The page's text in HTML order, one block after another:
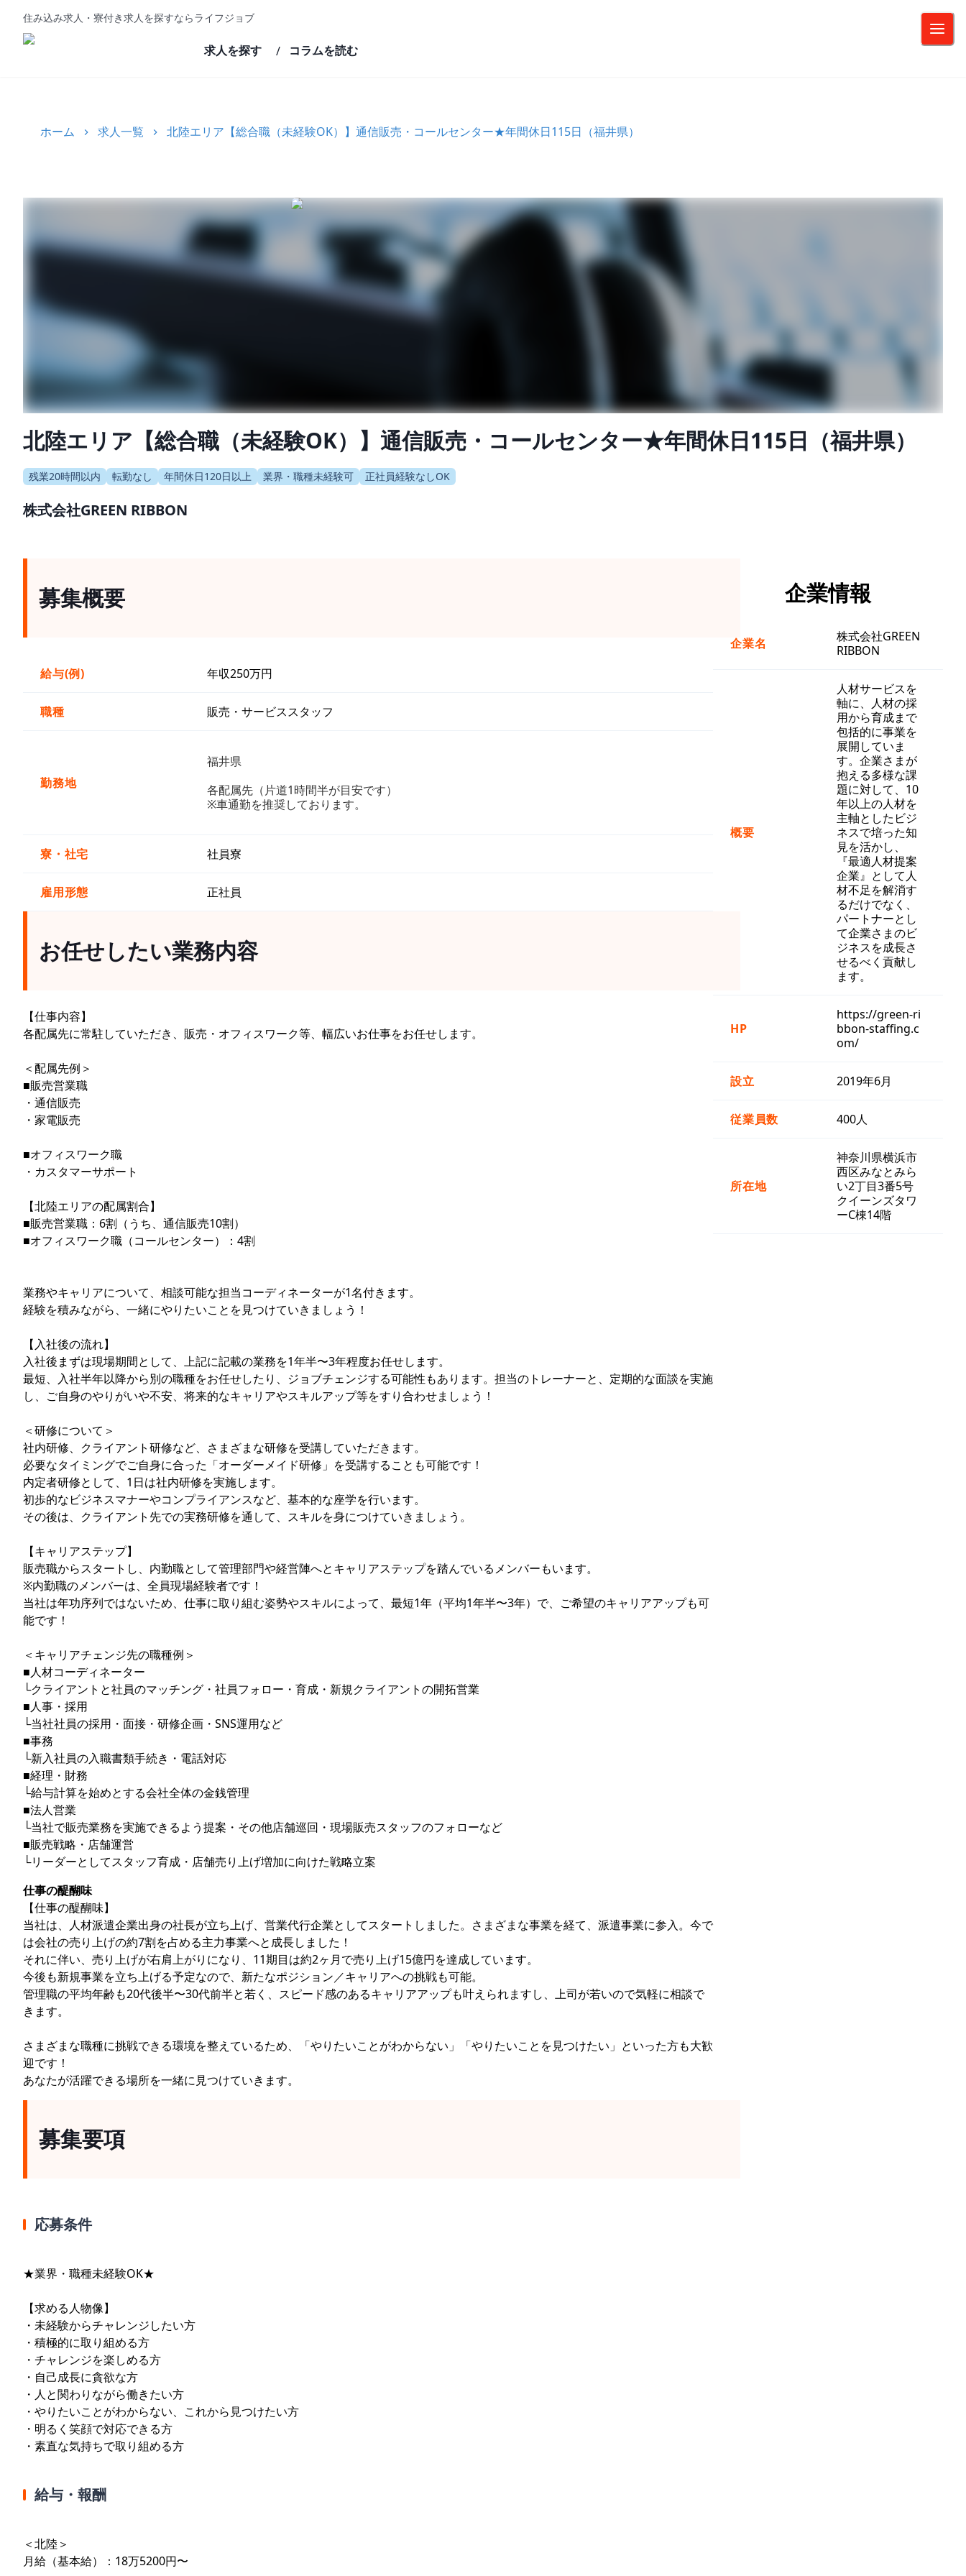
住み込み求人・寮付き求人を探すならライフジョブ
求人を探す / コラムを読む
ホーム 求人一覧 北陸エリア【総合職（未経験OK）】通信販売・コールセンター★年間休日115日（福井県）
北陸エリア【総合職（未経験OK）】通信販売・コールセンター★年間休日115日（福井県）
残業20時間以内 転勤なし 年間休日120日以上 業界・職種未経験可 正社員経験なしOK
株式会社GREEN RIBBON
募集概要
給与(例) 年収250万円
職種 販売・サービススタッフ
勤務地
福井県
各配属先（片道1時間半が目安です）
※車通勤を推奨しております。
寮・社宅 社員寮
雇用形態 正社員
お任せしたい業務内容
【仕事内容】
各配属先に常駐していただき、販売・オフィスワーク等、幅広いお仕事をお任せします。
＜配属先例＞
■販売営業職
・通信販売
・家電販売
■オフィスワーク職
・カスタマーサポート
【北陸エリアの配属割合】
■販売営業職：6割（うち、通信販売10割）
■オフィスワーク職（コールセンター）：4割
業務やキャリアについて、相談可能な担当コーディネーターが1名付きます。
経験を積みながら、一緒にやりたいことを見つけていきましょう！
【入社後の流れ】
入社後まずは現場期間として、上記に記載の業務を1年半〜3年程度お任せします。
最短、入社半年以降から別の職種をお任せしたり、ジョブチェンジする可能性もあります。担当のトレーナーと、定期的な面談を実施
し、ご自身のやりがいや不安、将来的なキャリアやスキルアップ等をすり合わせましょう！
＜研修について＞
社内研修、クライアント研修など、さまざまな研修を受講していただきます。
必要なタイミングでご自身に合った「オーダーメイド研修」を受講することも可能です！
内定者研修として、1日は社内研修を実施します。
初歩的なビジネスマナーやコンプライアンスなど、基本的な座学を行います。
その後は、クライアント先での実務研修を通して、スキルを身につけていきましょう。
【キャリアステップ】
販売職からスタートし、内勤職として管理部門や経営陣へとキャリアステップを踏んでいるメンバーもいます。
※内勤職のメンバーは、全員現場経験者です！
当社は年功序列ではないため、仕事に取り組む姿勢やスキルによって、最短1年（平均1年半〜3年）で、ご希望のキャリアアップも可
能です！
＜キャリアチェンジ先の職種例＞
■人材コーディネーター
└クライアントと社員のマッチング・社員フォロー・育成・新規クライアントの開拓営業
■人事・採用
└当社社員の採用・面接・研修企画・SNS運用など
■事務
└新入社員の入職書類手続き・電話対応
■経理・財務
└給与計算を始めとする会社全体の金銭管理
■法人営業
└当社で販売業務を実施できるよう提案・その他店舗巡回・現場販売スタッフのフォローなど
■販売戦略・店舗運営
└リーダーとしてスタッフ育成・店舗売り上げ増加に向けた戦略立案
仕事の醍醐味
【仕事の醍醐味】
当社は、人材派遣企業出身の社長が立ち上げ、営業代行企業としてスタートしました。さまざまな事業を経て、派遣事業に参入。今で
は会社の売り上げの約7割を占める主力事業へと成長しました！
それに伴い、売り上げが右肩上がりになり、11期目は約2ヶ月で売り上げ15億円を達成しています。
今後も新規事業を立ち上げる予定なので、新たなポジション／キャリアへの挑戦も可能。
管理職の平均年齢も20代後半〜30代前半と若く、スピード感のあるキャリアアップも叶えられますし、上司が若いので気軽に相談で
きます。
さまざまな職種に挑戦できる環境を整えているため、「やりたいことがわからない」「やりたいことを見つけたい」といった方も大歓
迎です！
あなたが活躍できる場所を一緒に見つけていきます。
募集要項
応募条件
★業界・職種未経験OK★
【求める人物像】
・未経験からチャレンジしたい方
・積極的に取り組める方
・チャレンジを楽しめる方
・自己成長に貪欲な方
・人と関わりながら働きたい方
・やりたいことがわからない、これから見つけたい方
・明るく笑顔で対応できる方
・素直な気持ちで取り組める方
給与・報酬
＜北陸＞
月給（基本給）：18万5200円〜
企業情報
企業名
株式会社GREEN
RIBBON
概要
人材サービスを
軸に、人材の採
用から育成まで
包括的に事業を
展開していま
す。企業さまが
抱える多様な課
題に対して、10
年以上の人材を
主軸としたビジ
ネスで培った知
見を活かし、
『最適人材提案
企業』として人
材不足を解消す
るだけでなく、
パートナーとし
て企業さまのビ
ジネスを成長さ
せるべく貢献し
ます。
HP
https://green-ri
bbon-staffing.c
om/
設立 2019年6月
従業員数 400人
所在地
神奈川県横浜市
西区みなとみら
い2丁目3番5号
クイーンズタワ
ーC棟14階